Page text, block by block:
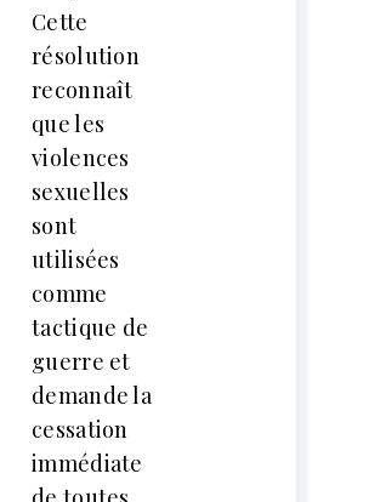
Cette
résolution
reconnaît
que les
violences
sexuelles
sont
utilisées
comme
tactique de
guerre et
demande la
cessation
immédiate